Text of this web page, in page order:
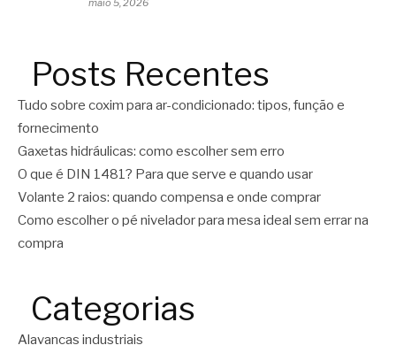
maio 5, 2026
Posts Recentes
Tudo sobre coxim para ar-condicionado: tipos, função e
fornecimento
Gaxetas hidráulicas: como escolher sem erro
O que é DIN 1481? Para que serve e quando usar
Volante 2 raios: quando compensa e onde comprar
Como escolher o pé nivelador para mesa ideal sem errar na
compra
Categorias
Alavancas industriais